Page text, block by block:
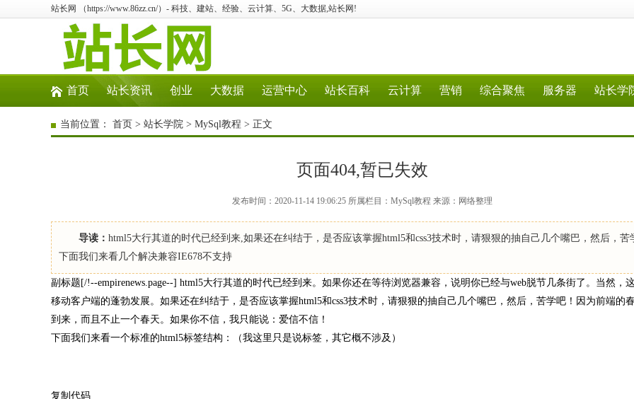
站长网 （https://www.86zz.cn/）- 科技、建站、经验、云计算、5G、大数据,站长网!
首页 站长资讯 创业 大数据 运营中心 站长百科 云计算 营销 综合聚焦 服务器 站长学
当前位置： 首页 > 站长学院 > MySql教程 > 正文
页面404,暂已失效
发布时间：2020-11-14 19:06:25 所属栏目：MySql教程 来源：网络整理
导读： html5大行其道的时代已经到来,如果还在纠结于，是否应该掌握html5和css3技术时，请狠狠的抽自己几个嘴巴，然后，苦
下面我们来看几个解决兼容IE678不支持
副标题[/!--empirenews.page--] html5大行其道的时代已经到来。如果你还在等待浏览器兼容，说明你已经与web脱节几条街了。当然，
移动客户端的蓬勃发展。如果还在纠结于，是否应该掌握html5和css3技术时，请狠狠的抽自己几个嘴巴，然后，苦学吧！因为前端的
到来，而且不止一个春天。如果你不信，我只能说：爱信不信！
下面我们来看一个标准的html5标签结构：（我这里只是说标签，其它概不涉及）
复制代码